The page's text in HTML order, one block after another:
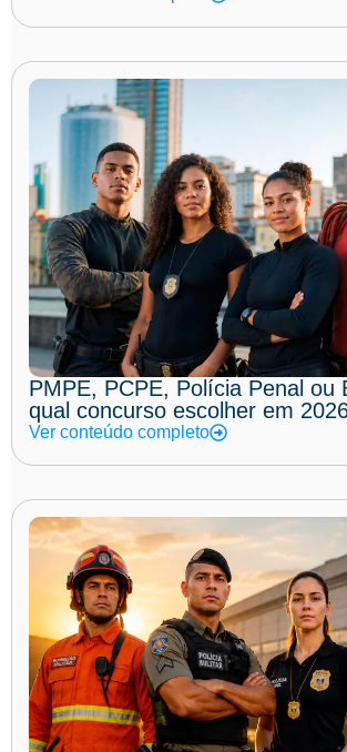
PMPE, PCPE, Polícia Penal ou
qual concurso escolher em
Ver conteúdo completo